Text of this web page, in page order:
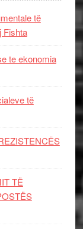
të
Fishta
te ekonomia
të
TË